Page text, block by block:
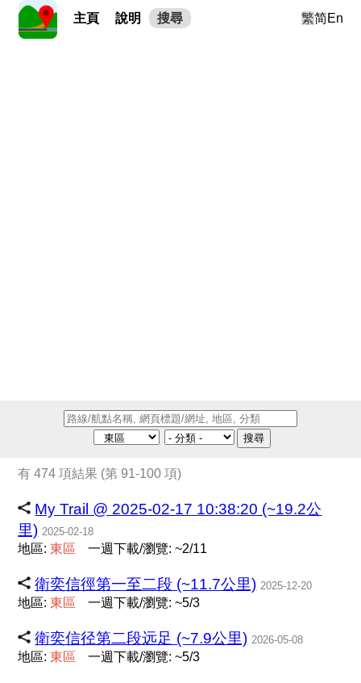
主頁 說明 搜尋 繁简En
搜尋
有 474 項結果 (第 91-100 項)
My Trail @ 2025-02-17 10:38:20 (~19.2公
里) 2025-02-18
地區:東區 一週下載/瀏覽: ~2/11
衛奕信徑第一至二段 (~11.7公里) 2025-12-20
地區:東區 一週下載/瀏覽: ~5/3
衛奕信径第二段远足 (~7.9公里) 2026-05-08
地區:東區 一週下載/瀏覽: ~5/3